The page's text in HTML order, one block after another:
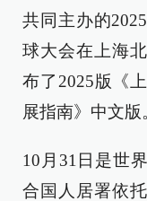
共同主办的
球大会在上海
布了2025版《
展指南》中文版
10月31日是世
合国人居署依